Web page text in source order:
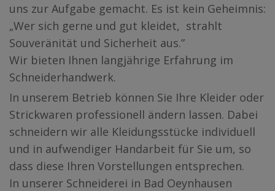
uns zur Aufgabe gemacht. Es ist kein Geheimnis:
„Wer sich gerne und gut kleidet, strahlt
Souveränität und Sicherheit aus.”
Wir bieten Ihnen langjährige Erfahrung im
Schneiderhandwerk.
In unserem Betrieb können Sie Ihre Kleider oder
Strickwaren professionell ändern lassen. Dabei
schneidern wir alle Kleidungsstücke individuell
und in aufwendiger Handarbeit für Sie um, so
dass diese Ihren Vorstellungen entsprechen.
In unserer Schneiderei in Bad Oeynhausen